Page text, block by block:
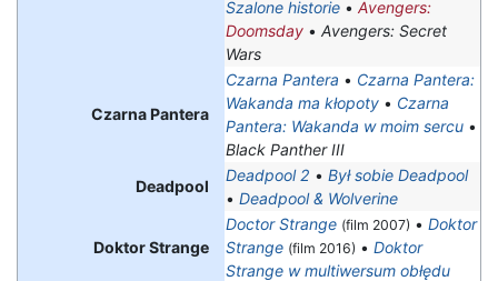
Szalone historie • Avengers:
Doomsday • Avengers: Secret
Wars
Czarna Pantera
Czarna Pantera • Czarna Pantera:
Wakanda ma kłopoty • Czarna
Pantera: Wakanda w moim sercu •
Black Panther III
Deadpool
Deadpool 2 • Był sobie Deadpool
• Deadpool & Wolverine
Doktor Strange
Doctor Strange (film 2007) • Doktor
Strange (film 2016) • Doktor
Strange w multiwersum obłędu